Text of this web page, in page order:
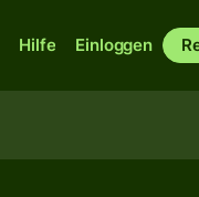
Hilfe Einloggen